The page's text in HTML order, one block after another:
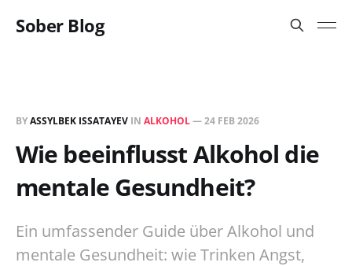
Sober Blog
BYASSYLBEK ISSATAYEV IN ALKOHOL—24 FEB 2026
Wie beeinflusst Alkohol die
mentale Gesundheit?
Ein umfassender Guide über Alkohol und
mentale Gesundheit: wie Trinken Angst,